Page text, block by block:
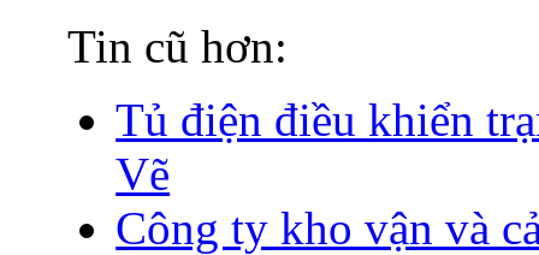
Tin cũ hơn:
Tủ điện điều khiển
Vẽ
Công ty kho vận và